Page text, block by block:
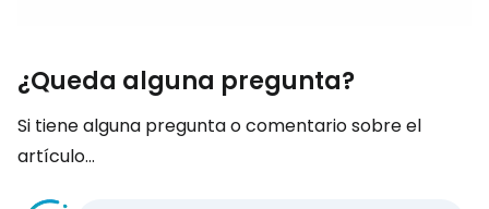
¿Queda alguna pregunta?
Si tiene alguna pregunta o comentario sobre el
artículo...